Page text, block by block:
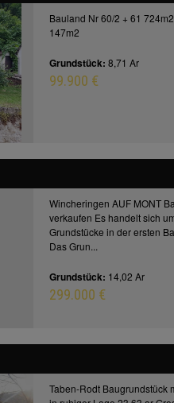
Bauland Nr 60/2 + 61
147m2
Grundstück:8,71 Ar
99.900 €
Wincheringen AUF MONT
verkaufen Es handelt sich
Grundstücke in der ersten
Das Grun...
Grundstück: 14,02 Ar
299.000 €
Taben-Rodt Baugrundstück